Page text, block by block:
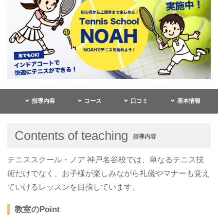
指導内容 コース 口コミ 基本情報
Contents of teaching 指導内容
テニススクール・ノア 神戸名谷校では、単なるテニス技
術だけでなく、お子様が楽しみながら礼儀やマナーも覚え
ていけるレッスンを目指しています。
教室のPoint